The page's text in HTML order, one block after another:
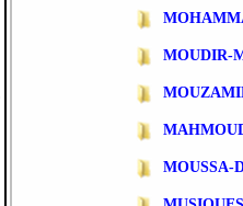
MOUDIR-
MOUSSA-